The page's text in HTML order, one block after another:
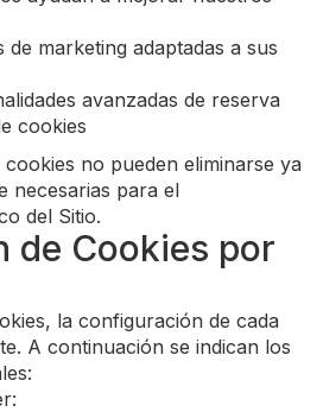
de marketing adaptadas a sus
avanzadas de reserva
cookies
cookies no pueden eliminarse ya
necesarias para el
del Sitio.
de Cookies por
la configuración de cada
A continuación se indican los